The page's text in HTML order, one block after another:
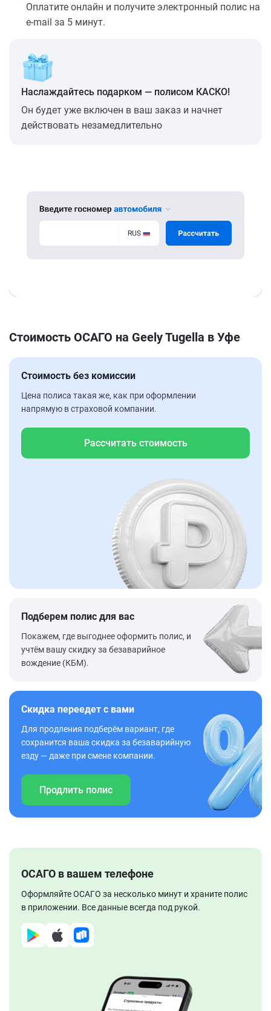
Оплатите онлайн и получите электронный полис на
e-mail за 5 минут.
Наслаждайтесь подарком — полисом КАСКО!
Он будет уже включен в ваш заказ и начнет
действовать незамедлительно
Стоимость ОСАГО на Geely Tugella в Уфе
Стоимость без комиссии
Цена полиса такая же, как при оформлении
напрямую в страховой компании.
Рассчитать стоимость
Подберем полис для вас
Покажем, где выгоднее оформить полис, и
учтём вашу скидку за безаварийное
вождение (КБМ).
Скидка переедет с вами
Для продления подберём вариант, где
сохранится ваша скидка за безаварийную
езду — даже при смене компании.
Продлить полис
ОСАГО в вашем телефоне
Оформляйте ОСАГО за несколько минут и храните полис
в приложении. Все данные всегда под рукой.